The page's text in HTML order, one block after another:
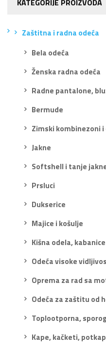
KATEGORIJE PROIZVODA
Zaštitna i radna odeća
Bela odeća
Ženska radna odeća
Radne pantalone,
Bermude
Zimski kombinezoni i
Jakne
Softshell i tanje
Prsluci
Dukserice
Majice i košulje
Kišna odela, kabanice
Odeća visoke
Oprema za rad sa
Odeća za zaštitu od
Toplootporna,
Kape, kačketi,